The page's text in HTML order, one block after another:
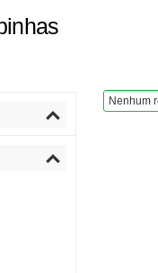
União Brasil e
União Brasil e
Soja tem leve alta no
Nenhum